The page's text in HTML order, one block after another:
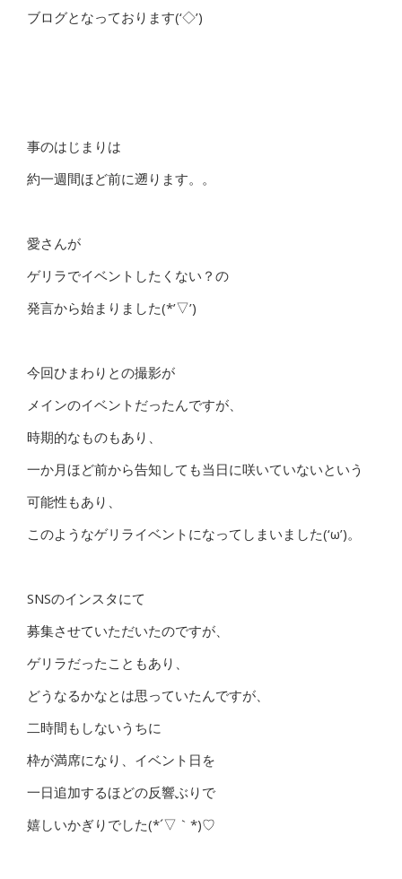
ブログとなっております(‘◇’)ゞ
事のはじまりは
約一週間ほど前に遡ります。。
愛さんが
ゲリラでイベントしたくない？の
発言から始まりました(*’▽’)
今回ひまわりとの撮影が
メインのイベントだったんですが、
時期的なものもあり、
一か月ほど前から告知しても当日に咲いていないという
可能性もあり、
このようなゲリライベントになってしまいました(‘ω’)。
SNSのインスタにて
募集させていただいたのですが、
ゲリラだったこともあり、
どうなるかなとは思っていたんですが、
二時間もしないうちに
枠が満席になり、イベント日を
一日追加するほどの反響ぶりで
嬉しいかぎりでした(*´▽｀*)♡